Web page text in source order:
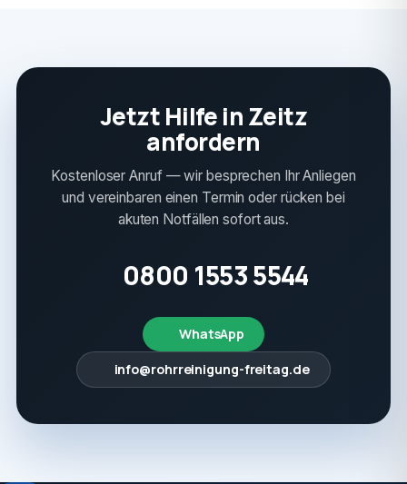
Jetzt Hilfe in Zeitz
anfordern
Kostenloser Anruf — wir besprechen Ihr Anliegen
und vereinbaren einen Termin oder rücken bei
akuten Notfällen sofort aus.
0800 1553 5544
WhatsApp
info@rohrreinigung-freitag.de